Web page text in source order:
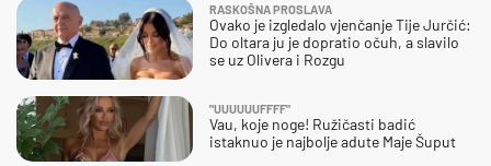
RASKOŠNA PROSLAVA
Ovako je izgledalo vjenčanje Tije Jurčić:
Do oltara ju je dopratio očuh, a slavilo
se uz Olivera i Rozgu
"UUUUUUFFFF"
Vau, koje noge! Ružičasti badić
istaknuo je najbolje adute Maje Šuput